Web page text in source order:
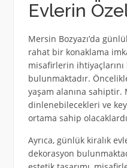
Evlerin
Mersin Bozyazı’da
rahat bir konaklama
misafirlerin ihtiyaçlarını
bulunmaktadır.
yaşam alanına sahiptir.
dinlenebilecekleri ve
ortama sahip
Ayrıca, günlük kiralık
dekorasyon